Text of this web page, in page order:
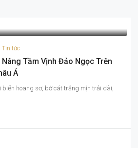
Tin tức
Tầm Vịnh Đảo Ngọc Trên
Á
biển hoang sơ, bờ cát trắng mịn trải dài,